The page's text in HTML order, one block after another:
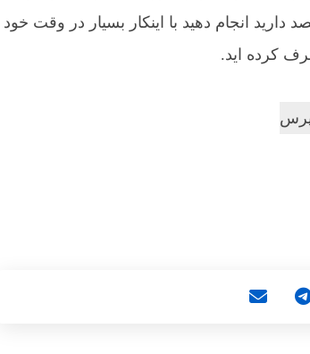
انجام دهید با اینکار بسیار در وقت خود
کرده اید.